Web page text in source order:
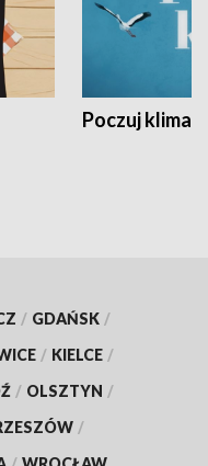
Poczuj klimat
/ GDAŃSK /
/ KIELCE /
/ OLSZTYN /
/